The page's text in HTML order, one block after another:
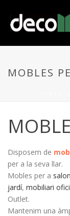
MOBLES
Disposem de
per a la seva llar.
Mobles per a
jardí, mobiliari
Outlet.
Mantenim una